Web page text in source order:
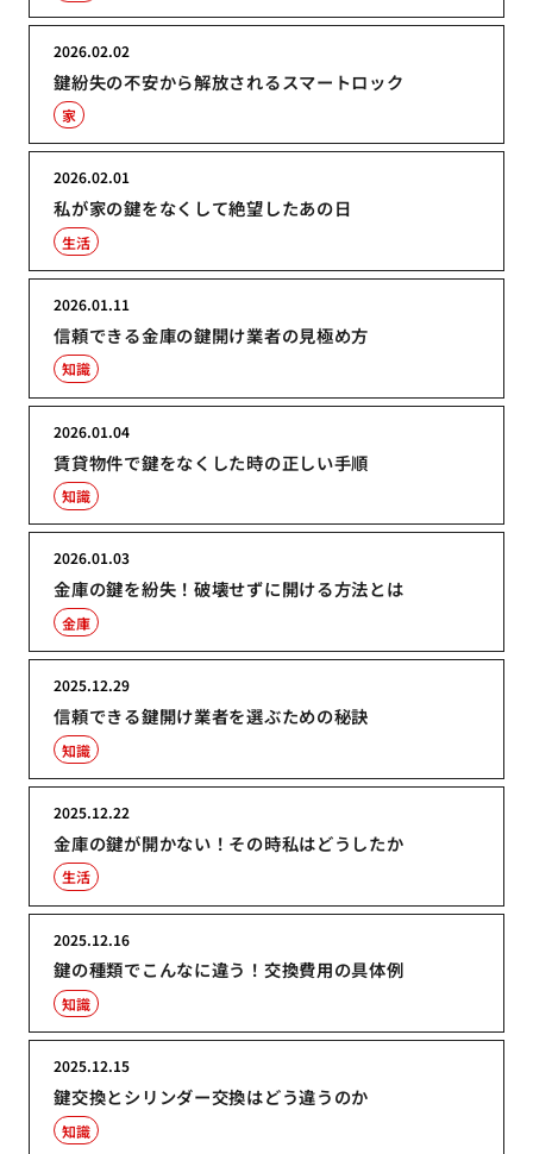
鍵紛失の不安から解放されるスマートロック
2026.02.02
家
私が家の鍵をなくして絶望したあの日
2026.02.01
生活
信頼できる金庫の鍵開け業者の見極め方
2026.01.11
知識
賃貸物件で鍵をなくした時の正しい手順
2026.01.04
知識
金庫の鍵を紛失！破壊せずに開ける方法とは
2026.01.03
金庫
信頼できる鍵開け業者を選ぶための秘訣
2025.12.29
知識
金庫の鍵が開かない！その時私はどうしたか
2025.12.22
生活
鍵の種類でこんなに違う！交換費用の具体例
2025.12.16
知識
鍵交換とシリンダー交換はどう違うのか
2025.12.15
知識